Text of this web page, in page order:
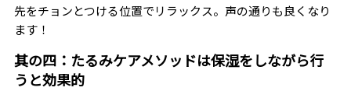
先をチョンとつける位置でリラックス。声の通りも良くなり
ます！
其の四：たるみケアメソッドは保湿をしながら行
うと効果的